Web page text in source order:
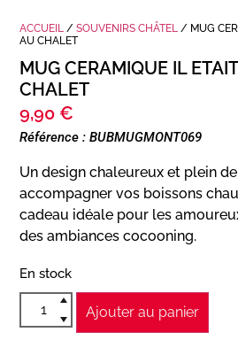
ACCUEIL /SOUVENIRS CHÂTEL / MUG
AU CHALET
MUG CERAMIQUE IL
CHALET
9,90 €
Référence : BUBMUGMONT069
Un design chaleureux et plein
accompagner vos boissons
cadeau idéale pour les
des ambiances cocooning.
En stock
Ajouter au panier